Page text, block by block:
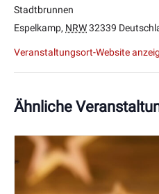
Stadtbrunnen
Espelkamp, NRW32339
Veranstaltungsort-Website
Ähnliche